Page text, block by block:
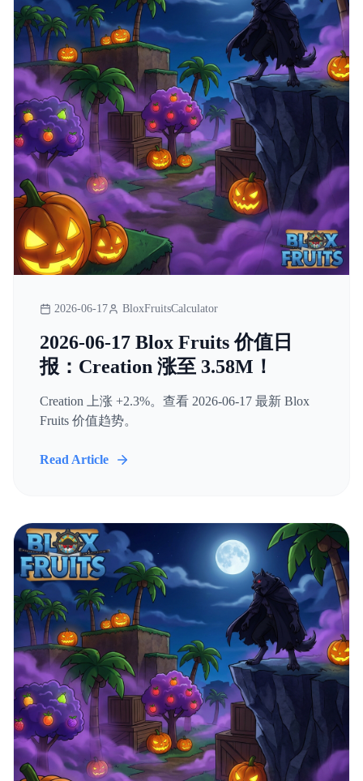
2026-06-17 BloxFruitsCalculator
2026-06-17 Blox Fruits 价值日
报：Creation 涨至 3.58M！
Creation 上涨 +2.3%。查看 2026-06-17 最新 Blox
Fruits 价值趋势。
Read Article